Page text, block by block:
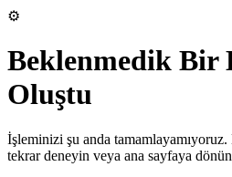
⚙️
Beklenmedik Bir
Oluştu
İşleminizi şu anda
tekrar deneyin veya ana sayfaya